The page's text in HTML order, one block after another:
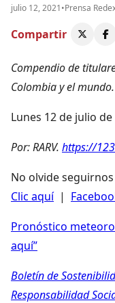
julio 12, 2021•Prensa
Compartir
Compendio de
Colombia y el mundo.
Lunes 12 de julio de
Por: RARV. https://
No olvide
Clic aquí|
Pronóstico
aquí”
Boletín de
Responsabilidad